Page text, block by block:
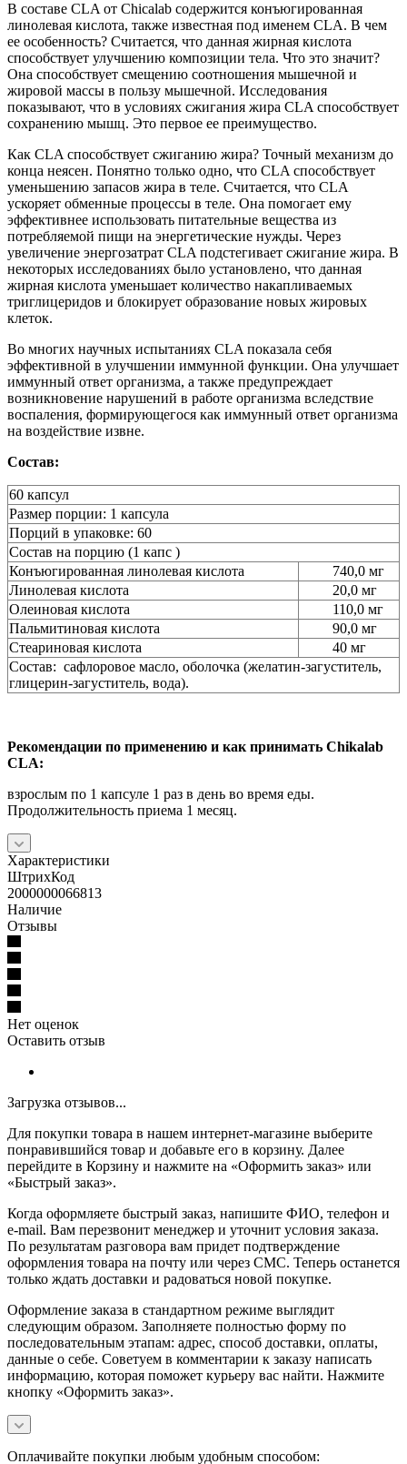
В составе CLA от Chicalab содержится конъюгированная
линолевая кислота, также известная под именем CLA. В чем
ее особенность? Считается, что данная жирная кислота
способствует улучшению композиции тела. Что это значит?
Она способствует смещению соотношения мышечной и
жировой массы в пользу мышечной. Исследования
показывают, что в условиях сжигания жира CLA способствует
сохранению мышц. Это первое ее преимущество.
Как CLA способствует сжиганию жира? Точный механизм до
конца неясен. Понятно только одно, что CLA способствует
уменьшению запасов жира в теле. Считается, что CLA
ускоряет обменные процессы в теле. Она помогает ему
эффективнее использовать питательные вещества из
потребляемой пищи на энергетические нужды. Через
увеличение энергозатрат CLA подстегивает сжигание жира. В
некоторых исследованиях было установлено, что данная
жирная кислота уменьшает количество накапливаемых
триглицеридов и блокирует образование новых жировых
клеток.
Во многих научных испытаниях CLA показала себя
эффективной в улучшении иммунной функции. Она улучшает
иммунный ответ организма, а также предупреждает
возникновение нарушений в работе организма вследствие
воспаления, формирующегося как иммунный ответ организма
на воздействие извне.
Состав:
60 капсул
Размер порции: 1 капсула
Порций в упаковке: 60
Состав на порцию (1 капс )
Конъюгированная линолевая кислота
740,0 мг
Линолевая кислота
20,0 мг
Олеиновая кислота
110,0 мг
Пальмитиновая кислота
90,0 мг
Стеариновая кислота
40 мг
Состав: сафлоровое масло, оболочка (желатин-загуститель,
глицерин-загуститель, вода).
Рекомендации по применению и как принимать Chikalab
CLA:
взрослым по 1 капсуле 1 раз в день во время еды.
Продолжительность приема 1 месяц.
Характеристики
ШтрихКод
2000000066813
Наличие
Отзывы
Нет оценок
Оставить отзыв
Загрузка отзывов...
Для покупки товара в нашем интернет-магазине выберите
понравившийся товар и добавьте его в корзину. Далее
перейдите в Корзину и нажмите на «Оформить заказ» или
«Быстрый заказ».
Когда оформляете быстрый заказ, напишите ФИО, телефон и
e-mail. Вам перезвонит менеджер и уточнит условия заказа.
По результатам разговора вам придет подтверждение
оформления товара на почту или через СМС. Теперь останется
только ждать доставки и радоваться новой покупке.
Оформление заказа в стандартном режиме выглядит
следующим образом. Заполняете полностью форму по
последовательным этапам: адрес, способ доставки, оплаты,
данные о себе. Советуем в комментарии к заказу написать
информацию, которая поможет курьеру вас найти. Нажмите
кнопку «Оформить заказ».
Оплачивайте покупки любым удобным способом: